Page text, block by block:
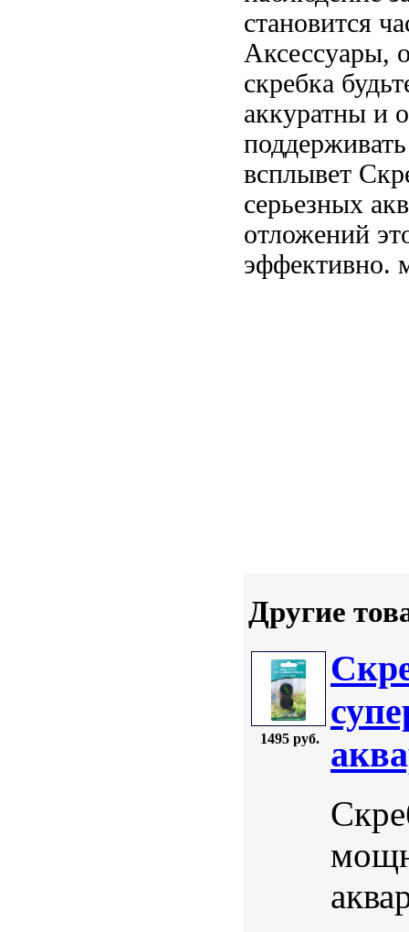
становится
Аксессуары,
скребка
аккуратны и
всплывет
серьезных
отложений
эффективно.
Другие
1495 руб.